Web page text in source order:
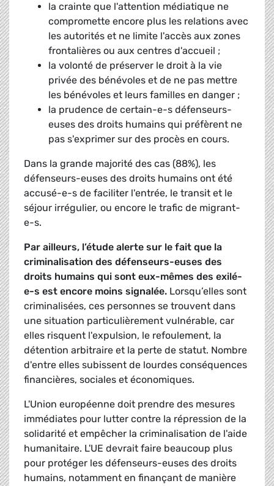
la crainte que l'attention médiatique ne
compromette encore plus les relations avec
les autorités et ne limite l'accès aux zones
frontalières ou aux centres d'accueil ;
la volonté de préserver le droit à la vie
privée des bénévoles et de ne pas mettre
les bénévoles et leurs familles en danger ;
la prudence de certain-e-s défenseurs-
euses des droits humains qui préfèrent ne
pas s'exprimer sur des procès en cours.
Dans la grande majorité des cas (88%), les
défenseurs-euses des droits humains ont été
accusé-e-s de faciliter l'entrée, le transit et le
séjour irrégulier, ou encore le trafic de migrant-
e-s.
Par ailleurs, l’étude alerte sur le fait que la
criminalisation des défenseurs-euses des
droits humains qui sont eux-mêmes des exilé-
e-s est encore moins signalée. Lorsqu’elles sont
criminalisées, ces personnes se trouvent dans
une situation particulièrement vulnérable, car
elles risquent l'expulsion, le refoulement, la
détention arbitraire et la perte de statut. Nombre
d'entre elles subissent de lourdes conséquences
financières, sociales et économiques.
L'Union européenne doit prendre des mesures
immédiates pour lutter contre la répression de la
solidarité et empêcher la criminalisation de l'aide
humanitaire. L'UE devrait faire beaucoup plus
pour protéger les défenseurs-euses des droits
humains, notamment en finançant de manière